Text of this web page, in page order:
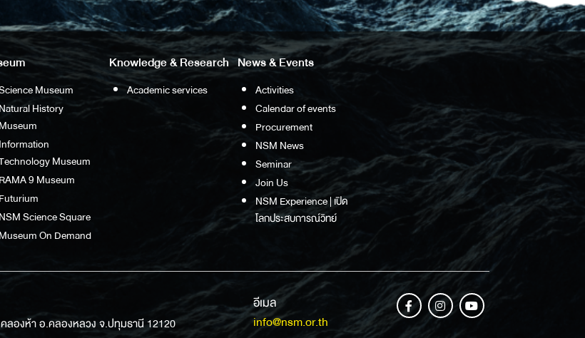
Museum
Natural History
Museum
Information
Museum
RAMA 9 Museum
Futurium
NSM Science Square
Museum On Demand
Knowledge & Research
Academic services
News & Events
Activities
Calendar of events
Procurement
NSM News
Seminar
Join Us
NSM Experience | เปิด
โลกประสบการณ์วิทย์
ลองห้า อ.คลองหลวง จ.ปทุมธานี 12120
อีเมล
info@nsm.or.th